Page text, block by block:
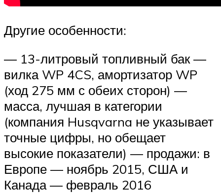
Другие особенности:
— 13-литровый топливный бак —
вилка WP 4CS, амортизатор WP
(ход 275 мм с обеих сторон) —
масса, лучшая в категории
(компания Husqvarna не указывает
точные цифры, но обещает
высокие показатели) — продажи: в
Европе — ноябрь 2015, США и
Канада — февраль 2016